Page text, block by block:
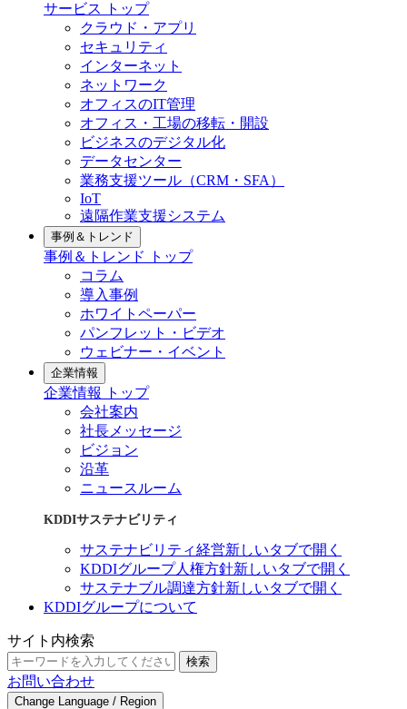
サービス トップ
クラウド・アプリ
セキュリティ
インターネット
ネットワーク
オフィスのIT管理
オフィス・工場の移転・開設
ビジネスのデジタル化
データセンター
業務支援ツール（CRM・SFA）
IoT
遠隔作業支援システム
事例＆トレンド
事例＆トレンド トップ
コラム
導入事例
ホワイトペーパー
パンフレット・ビデオ
ウェビナー・イベント
企業情報
企業情報 トップ
会社案内
社長メッセージ
ビジョン
沿革
ニュースルーム
KDDIサステナビリティ
サステナビリティ経営新しいタブで開く
KDDIグループ人権方針新しいタブで開く
サステナブル調達方針新しいタブで開く
KDDIグループについて
サイト内検索
検索
お問い合わせ
Change Language / Region